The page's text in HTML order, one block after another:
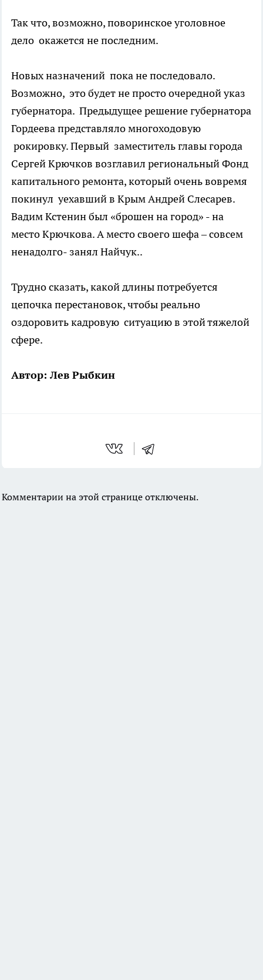
Так что, возможно, поворинское уголовное
дело окажется не последним.
Новых назначений пока не последовало.
Возможно, это будет не просто очередной указ
губернатора. Предыдущее решение губернатора
Гордеева представляло многоходовую
рокировку. Первый заместитель главы города
Сергей Крючков возглавил региональный Фонд
капитального ремонта, который очень вовремя
покинул уехавший в Крым Андрей Слесарев.
Вадим Кстенин был «брошен на город» - на
место Крючкова. А место своего шефа – совсем
ненадолго- занял Найчук..
Трудно сказать, какой длины потребуется
цепочка перестановок, чтобы реально
оздоровить кадровую ситуацию в этой тяжелой
сфере.
Автор: Лев Рыбкин
Комментарии на этой странице отключены.